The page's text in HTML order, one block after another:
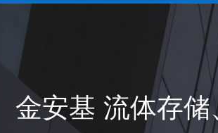
金安基 流体存